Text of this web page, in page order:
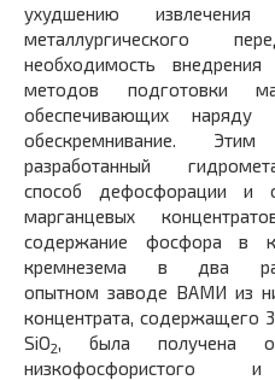
ухудшению
металлургического
необходимость
методов подготовки
обеспечивающих
обескремнивание.
разработанный
способ дефосфорации и
марганцевых
содержание фосфора в
кремнезема в два
опытном заводе ВАМИ из
концентрата, содержащего
SiO2, была получена
низкофосфористого и